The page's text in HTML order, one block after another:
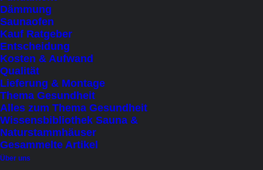
Dämmung
Saunaofen
Kauf Ratgeber
Entscheidung
Kosten & Aufwand
Qualität
Lieferung & Montage
Thema Gesundheit
Alles zum Thema Gesundheit
Wissensbibliothek Sauna &
Naturstammhäuser
Gesammelte Artikel
Über uns
Infrarot
Zweite Klimazone
Ja
Nein(1)
Preis
Under€ 100 (1)
€